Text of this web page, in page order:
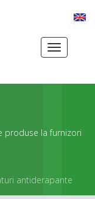
Toggle
navigation
produse la furnizori
antiderapante